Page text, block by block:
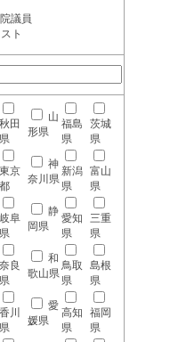
議員
ト
秋田
県
山
形県
福島
県
茨城
県
東京
都
神
奈川県
新潟
県
富山
県
岐阜
県
静
岡県
愛知
県
三重
県
奈良
県
和
歌山県
鳥取
県
島根
県
香川
県
愛
媛県
高知
県
福岡
県